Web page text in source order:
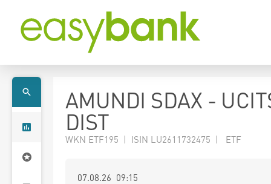
AMUNDI SDAX -
DIST
WKN ETF195 | ISIN LU2611732475 | ETF
07.08.26 09:15